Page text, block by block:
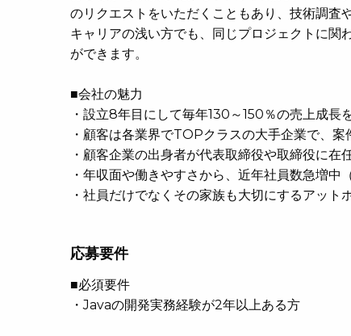
のリクエストをいただくこともあり、技術調査
キャリアの浅い方でも、同じプロジェクトに関
ができます。
■会社の魅力
・設立8年目にして毎年130～150％の売上成長
・顧客は各業界でTOPクラスの大手企業で、案
・顧客企業の出身者が代表取締役や取締役に
・年収面や働きやすさから、近年社員数急増
・社員だけでなくその家族も大切にするアット
応募要件
■必須要件
・Javaの開発実務経験が2年以上ある方